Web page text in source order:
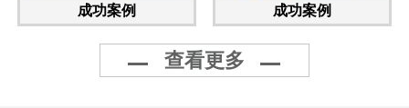
成功案例 成功案例
查看更多